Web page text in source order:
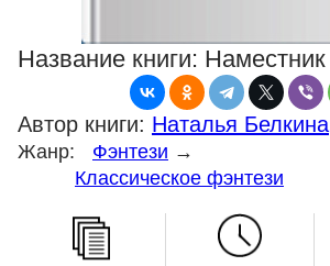
Название книги: Наместник
Автор книги: Наталья Белкина
Жанр: Фэнтези →
Классическое фэнтези